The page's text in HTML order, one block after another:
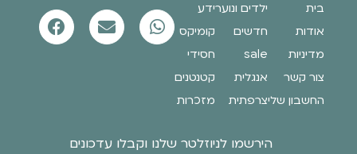
בית
אודות
מדיניות
צור קשר
החשבון שלי
ילדים ונוער
חדשים
sale
אנגלית
צרפתית
ידע
קומיקס
חסידי
קטנטנים
מזכרות
הירשמו לניוזלטר שלנו וקבלו עדכונים